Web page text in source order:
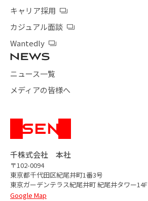
千株式会社 本社
〒102-0094
東京都千代田区紀尾井町1番3号
東京ガーデンテラス紀尾井町紀尾井タワー14F
Google Map
キャリア採用
カジュアル面談
Wantedly
ニュース一覧
メディアの皆様へ